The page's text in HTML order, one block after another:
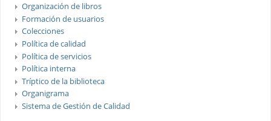
Organización de libros
Formación de usuarios
Colecciones
Política de calidad
Política de servicios
Política interna
Tríptico de la biblioteca
Organigrama
Sistema de Gestión de Calidad